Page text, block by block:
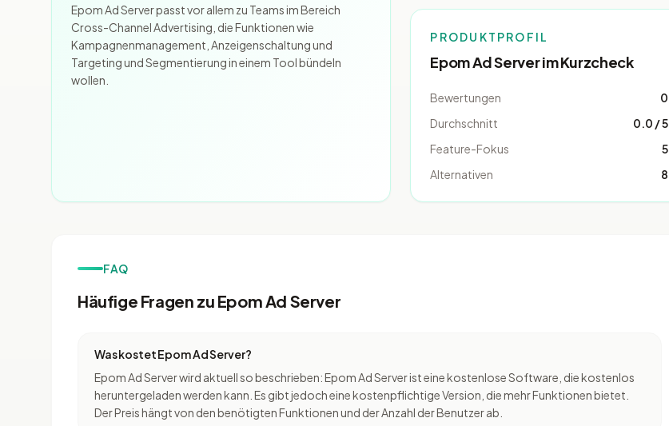
Epom Ad Server passt vor allem zu Teams im Bereich
Cross-Channel Advertising, die Funktionen wie
Kampagnenmanagement, Anzeigenschaltung und
Targeting und Segmentierung in einem Tool bündeln
wollen.
PRODUKTPROFIL
Epom Ad Server im Kurzcheck
Bewertungen
0
Durchschnitt
0.0 / 5
Feature-Fokus
5
Alternativen
8
FAQ
Häufige Fragen zu Epom Ad Server
Was kostet Epom Ad Server?
Epom Ad Server wird aktuell so beschrieben: Epom Ad Server ist eine kostenlose Software, die kostenlos
heruntergeladen werden kann. Es gibt jedoch eine kostenpflichtige Version, die mehr Funktionen bietet.
Der Preis hängt von den benötigten Funktionen und der Anzahl der Benutzer ab.